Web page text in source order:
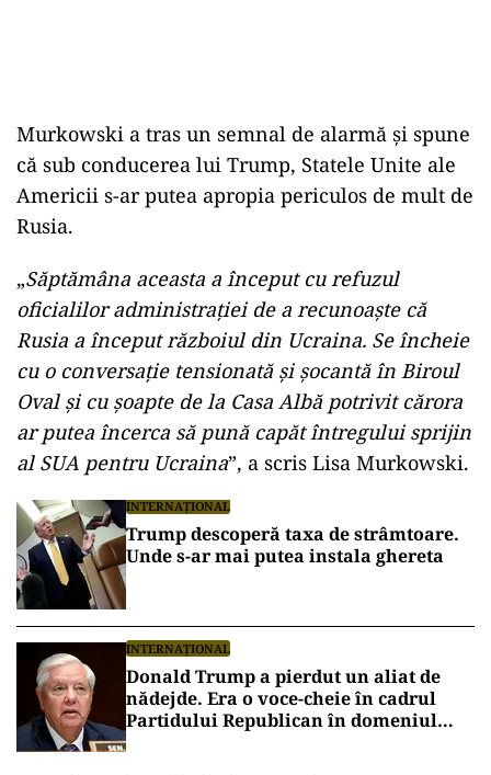
Murkowski a tras un semnal de alarmă și spune
că sub conducerea lui Trump, Statele Unite ale
Americii s-ar putea apropia periculos de mult de
Rusia.
„Săptămâna aceasta a început cu refuzul
oficialilor administrației de a recunoaște că
Rusia a început războiul din Ucraina. Se încheie
cu o conversație tensionată și șocantă în Biroul
Oval și cu șoapte de la Casa Albă potrivit cărora
ar putea încerca să pună capăt întregului sprijin
al SUA pentru Ucraina”, a scris Lisa Murkowski.
INTERNAȚIONAL
Trump descoperă taxa de strâmtoare.
Unde s-ar mai putea instala ghereta
INTERNAȚIONAL
Donald Trump a pierdut un aliat de
nădejde. Era o voce-cheie în cadrul
Partidului Republican în domeniul